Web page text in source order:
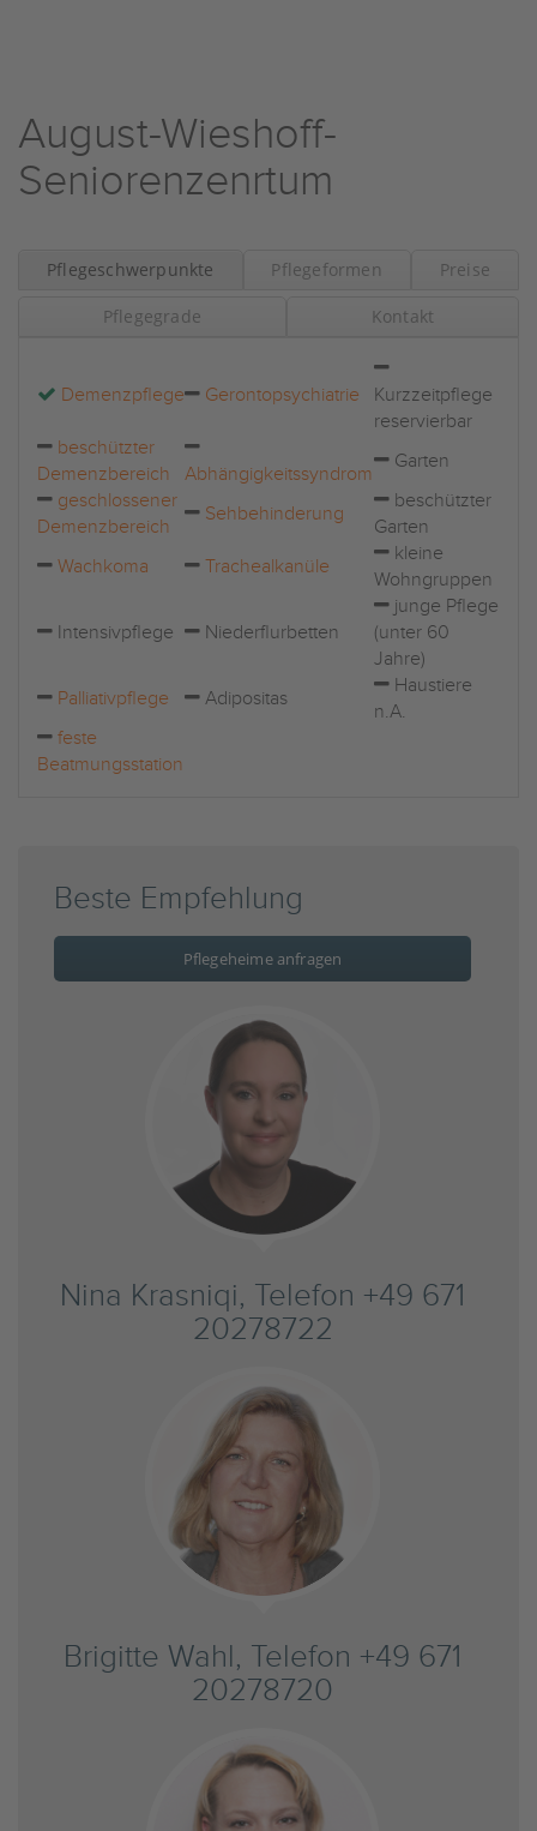
August-Wieshoff-
Seniorenzenrtum
Pflegeschwerpunkte Pflegeformen Preise
Pflegegrade Kontakt
Demenzpflege Gerontopsychiatrie
Kurzzeitpflege
reservierbar
beschützter
Demenzbereich
Abhängigkeitssyndrom
Garten
geschlossener
Demenzbereich
Sehbehinderung
beschützter
Garten
Wachkoma
Trachealkanüle
kleine
Wohngruppen
Intensivpflege Niederflurbetten
junge Pflege
(unter 60
Jahre)
Palliativpflege
Adipositas
Haustiere
n.A.
feste
Beatmungsstation
Beste Empfehlung
Pflegeheime anfragen
Nina Krasniqi, Telefon +49 671
20278722
Brigitte Wahl, Telefon +49 671
20278720